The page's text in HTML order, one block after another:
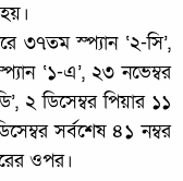
৩৭তম স্প্যান ‘২-সি’,
‘১-এ’, ২৩ নভেম্বর
২ ডিসেম্বর পিয়ার ১১
সর্বশেষ ৪১ নম্বর
ওপর।